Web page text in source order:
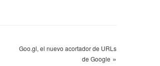
Goo.gl, el nuevo acortador de URLs
de Google »